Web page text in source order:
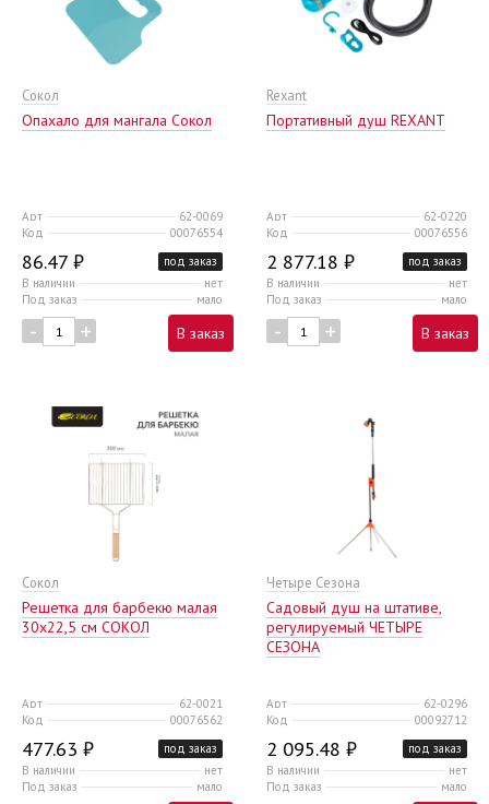
Сокол
Опахало для мангала Сокол
Арт
62-0069
Код
00076554
86.47 ₽
под заказ
В наличии
нет
Под заказ
мало
- + В заказ
Rexant
Портативный душ REXANT
Арт
62-0220
Код
00076556
2 877.18 ₽
под заказ
В наличии
нет
Под заказ
мало
- + В заказ
Сокол
Решетка для барбекю малая
30х22,5 см СОКОЛ
Арт
62-0021
Код
00076562
477.63 ₽
под заказ
В наличии
нет
Под заказ
мало
Четыре Сезона
Садовый душ на штативе,
регулируемый ЧЕТЫРЕ
СЕЗОНА
Арт
62-0296
Код
00092712
2 095.48 ₽
под заказ
В наличии
нет
Под заказ
мало